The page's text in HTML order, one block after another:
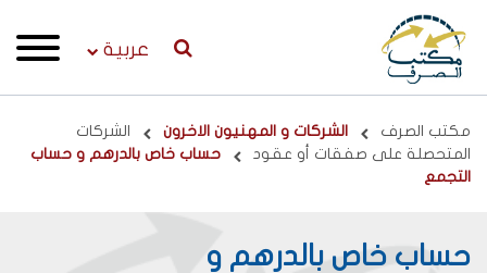
عربية
Breadcrumb
مكتب الصرف الشركات و المهنيون الاخرون
الشركات
المتحصلة على صفقات أو عقود
حساب خاص بالدرهم و حساب
التجمع
حساب خاص بالدرهم و